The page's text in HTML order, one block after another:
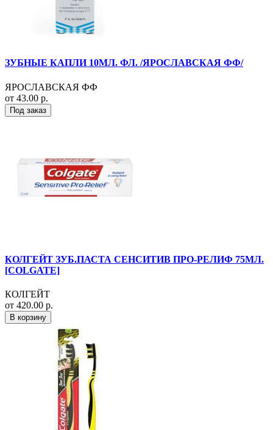
ЗУБНЫЕ КАПЛИ 10МЛ. ФЛ. /ЯРОСЛАВСКАЯ ФФ/
ЯРОСЛАВСКАЯ ФФ
от 43.00 р.
Под заказ
КОЛГЕЙТ ЗУБ.ПАСТА СЕНСИТИВ ПРО-РЕЛИФ 75МЛ.
[COLGATE]
КОЛГЕЙТ
от 420.00 р.
В корзину